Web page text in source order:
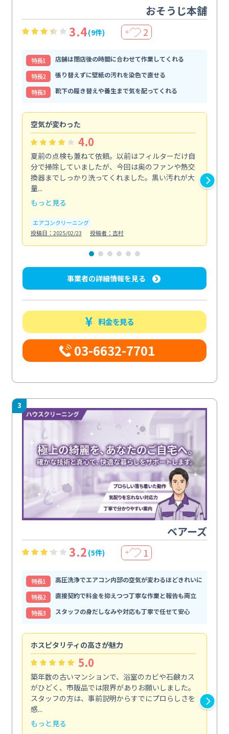
おそうじ本舗
3.4(9件) ＋ 2
特⻑1
店舗は閉店後の時間に合わせて作業してくれる
特⻑2
張り替えずに壁紙の汚れを染色で直せる
特⻑3
靴下の履き替えや養生まで気を配ってくれる
空気が変わった
4.0
夏前の点検も兼ねて依頼。以前はフィルターだけ自
分で掃除していましたが、今回は奥のファンや熱交
換器までしっかり洗ってくれました。黒い汚れが大
量...
もっと見る
エアコンクリーニング
投稿日：2025/02/23
投稿者：吉村
事業者の詳細情報を見る
料金を見る
03-6632-7701
3
ベアーズ
3.2 (5件) ＋ 1
特⻑1
高圧洗浄でエアコン内部の空気が変わるほどきれいに
特⻑2
直接契約で料金を抑えつつ丁寧な作業と報告も両立
特⻑3
スタッフの身だしなみや対応も丁寧で任せて安心
ホスピタリティの高さが魅力
5.0
築年数の古いマンションで、浴室のカビや石鹸カス
がひどく、市販品では限界がありお願いしました。
スタッフの方は、事前説明からすでにプロらしさを
感...
もっと見る